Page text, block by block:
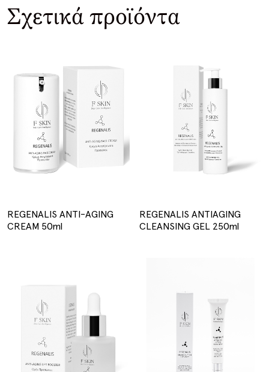
Σχετικά προϊόντα
REGENALIS ANTI-AGING
CREAM 50ml
REGENALIS ANTIAGING
CLEANSING GEL 250ml